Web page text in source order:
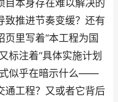
目本身存在难以解决的
致推进节奏变缓？还有
里写着“本工程为国
标注着“具体实施计划
式似乎在暗示什么——
通工程？又或者它背后